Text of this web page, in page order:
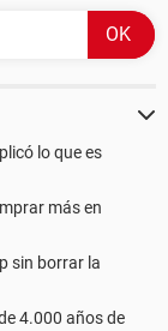
lo que es
más en
sin borrar la
4.000 años de